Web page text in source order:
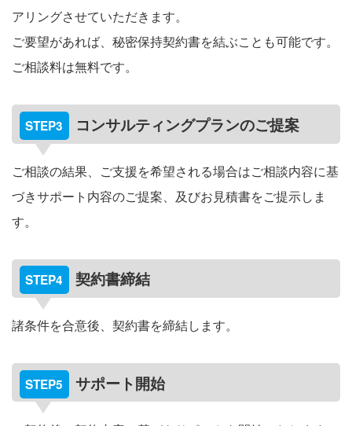
アリングさせていただきます。
ご要望があれば、秘密保持契約書を結ぶことも可能です。
ご相談料は無料です。
コンサルティングプランのご提案
ご相談の結果、ご支援を希望される場合はご相談内容に基
づきサポート内容のご提案、及びお見積書をご提示しま
す。
契約書締結
諸条件を合意後、契約書を締結します。
サポート開始